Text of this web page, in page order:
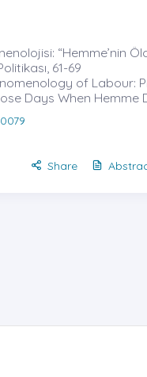
“Hemme’nin
61-69
of Labour:
Days When Hemme
Share